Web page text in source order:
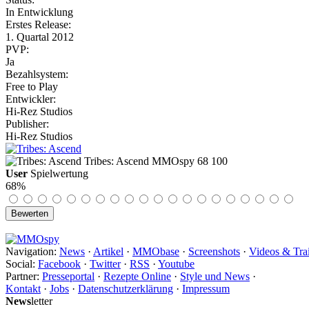
In Entwicklung
Erstes Release:
1. Quartal 2012
PVP:
Ja
Bezahlsystem:
Free to Play
Entwickler:
Hi-Rez Studios
Publisher:
Hi-Rez Studios
Tribes: Ascend MMOspy 68 100
User Spielwertung
68%
Navigation: News · Artikel · MMObase · Screenshots · Videos &
Social: Facebook · Twitter· RSS · Youtube
Partner: Presseportal · Rezepte Online · Style und News ·
Kontakt · Jobs · Datenschutzerklärung · Impressum
Newsletter